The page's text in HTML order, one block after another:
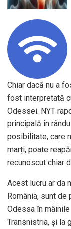
Chiar dacă nu a
fost interpretată
Odessei. NYT
principală în
posibilitate, care
marți, poate
recunoscut chiar
Acest lucru ar da
România, sunt de
Odessa în
Transnistria, și la